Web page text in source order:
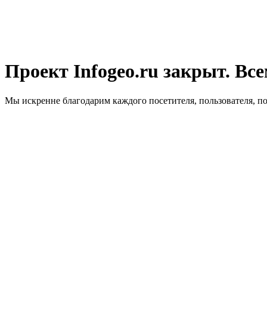
Проект Infogeo.ru закрыт.
Мы искренне благодарим каждого посетителя, пользователя,